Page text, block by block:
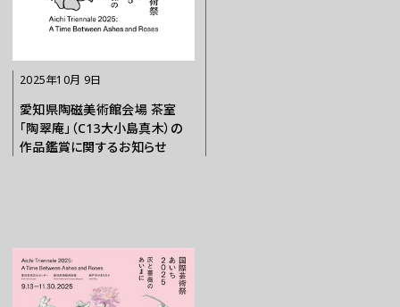
2025年10月 9日
愛知県陶磁美術館会場 茶室
「陶翠庵」（C13大小島真木）の
作品鑑賞に関するお知らせ